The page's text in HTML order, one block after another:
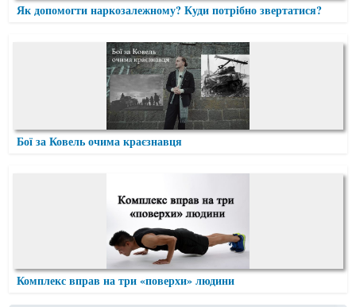
Як допомогти наркозалежному? Куди потрібно звертатися?
Бої за Ковель очима краєзнавця
Комплекс вправ на три «поверхи» людини